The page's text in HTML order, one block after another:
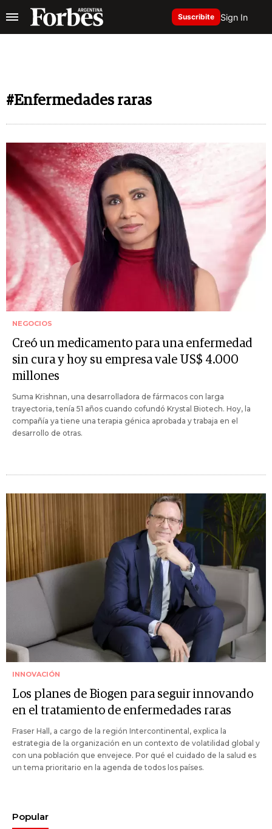
Suscribite Sign In
#Enfermedades raras
NEGOCIOS
Creó un medicamento para una enfermedad
sin cura y hoy su empresa vale US$ 4.000
millones
Suma Krishnan, una desarrolladora de fármacos con larga
trayectoria, tenía 51 años cuando cofundó Krystal Biotech. Hoy, la
compañía ya tiene una terapia génica aprobada y trabaja en el
desarrollo de otras.
INNOVACIÓN
Los planes de Biogen para seguir innovando
en el tratamiento de enfermedades raras
Fraser Hall, a cargo de la región Intercontinental, explica la
estrategia de la organización en un contexto de volatilidad global y
con una población que envejece. Por qué el cuidado de la salud es
un tema prioritario en la agenda de todos los países.
Popular